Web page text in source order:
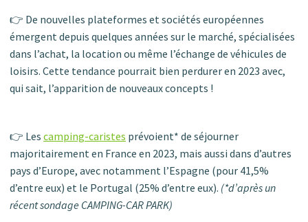
👉 De nouvelles plateformes et sociétés européennes
émergent depuis quelques années sur le marché, spécialisées
dans l’achat, la location ou même l’échange de véhicules de
loisirs. Cette tendance pourrait bien perdurer en 2023 avec,
qui sait, l’apparition de nouveaux concepts !
👉 Les camping-caristes prévoient* de séjourner
majoritairement en France en 2023, mais aussi dans d’autres
pays d’Europe, avec notamment l’Espagne (pour 41,5%
d’entre eux) et le Portugal (25% d’entre eux). (*d’après un
récent sondage CAMPING-CAR PARK)